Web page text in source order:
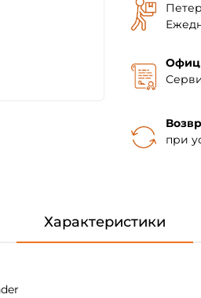
при
Характеристики